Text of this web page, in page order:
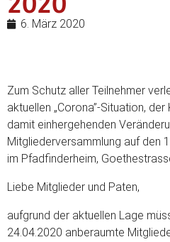
6. März 2020
Zum Schutz aller Teilnehmer
aktuellen „Corona”-Situation,
damit einhergehenden
Mitgliederversammlung auf den
im Pfadfinderheim,
Liebe Mitglieder und Paten,
aufgrund der aktuellen Lage
24.04.2020 anberaumte